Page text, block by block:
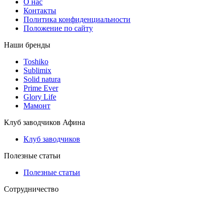
О нас
Контакты
Политика конфиденциальности
Положение по сайту
Наши бренды
Toshiko
Sublimix
Solid natura
Prime Ever
Glory Life
Мамонт
Клуб заводчиков Афина
Клуб заводчиков
Полезные статьи
Полезные статьи
Сотрудничество